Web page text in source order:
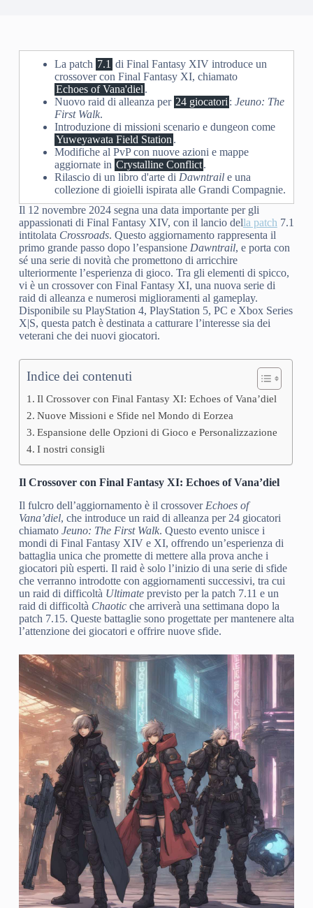
La patch 7.1 di Final Fantasy XIV introduce un
crossover con Final Fantasy XI, chiamato
Echoes of Vana'diel .
Nuovo raid di alleanza per 24 giocatori : Jeuno: The
First Walk.
Introduzione di missioni scenario e dungeon come
Yuweyawata Field Station .
Modifiche al PvP con nuove azioni e mappe
aggiornate in Crystalline Conflict.
Rilascio di un libro d'arte di Dawntraile una
collezione di gioielli ispirata alle Grandi Compagnie.
Il 12 novembre 2024 segna una data importante per gli
appassionati di Final Fantasy XIV, con il lancio della patch 7.1
intitolata Crossroads. Questo aggiornamento rappresenta il
primo grande passo dopo l’espansione Dawntrail, e porta con
sé una serie di novità che promettono di arricchire
ulteriormente l’esperienza di gioco. Tra gli elementi di spicco,
vi è un crossover con Final Fantasy XI, una nuova serie di
raid di alleanza e numerosi miglioramenti al gameplay.
Disponibile su PlayStation 4, PlayStation 5, PC e Xbox Series
X|S, questa patch è destinata a catturare l’interesse sia dei
veterani che dei nuovi giocatori.
Indice dei contenuti
Il Crossover con Final Fantasy XI: Echoes of Vana’diel
Nuove Missioni e Sfide nel Mondo di Eorzea
Espansione delle Opzioni di Gioco e Personalizzazione
I nostri consigli
Il Crossover con Final Fantasy XI: Echoes of Vana’diel
Il fulcro dell’aggiornamento è il crossover Echoes of
Vana’diel, che introduce un raid di alleanza per 24 giocatori
chiamato Jeuno: The First Walk. Questo evento unisce i
mondi di Final Fantasy XIV e XI, offrendo un’esperienza di
battaglia unica che promette di mettere alla prova anche i
giocatori più esperti. Il raid è solo l’inizio di una serie di sfide
che verranno introdotte con aggiornamenti successivi, tra cui
un raid di difficoltà Ultimateprevisto per la patch 7.11 e un
raid di difficoltà Chaoticche arriverà una settimana dopo la
patch 7.15. Queste battaglie sono progettate per mantenere alta
l’attenzione dei giocatori e offrire nuove sfide.